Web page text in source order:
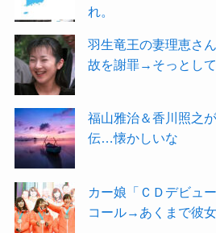
れ。
羽生竜王の妻理恵さ
故を謝罪→そっとして
福山雅治＆香川照之
伝…懐かしいな
カー娘「ＣＤデビュ
コール→あくまで彼